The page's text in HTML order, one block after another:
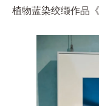
植物蓝染绞缬作品